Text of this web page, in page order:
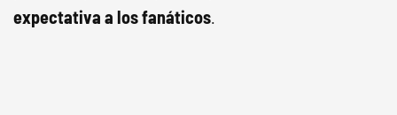
expectativa a los fanáticos.